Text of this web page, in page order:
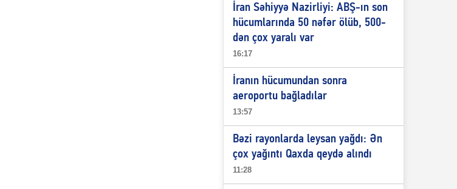
İran Səhiyyə Nazirliyi: ABŞ-ın son
hücumlarında 50 nəfər ölüb, 500-
dən çox yaralı var
16:17
İranın hücumundan sonra
aeroportu bağladılar
13:57
Bəzi rayonlarda leysan yağdı: Ən
çox yağıntı Qaxda qeydə alındı
11:28